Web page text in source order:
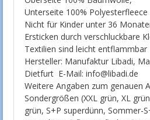
Unterseite 100% Polyesterfleece
Nicht für Kinder unter 36
Ersticken durch verschluckbare
Textilien sind leicht entflammbar
Hersteller: Manufaktur Libadi,
Dietfurt E-Mail: info@libadi.de
Weitere Angaben zum genauen
Sondergrößen (XXL grün, XL
grün, S+P superdünn, Sommer-